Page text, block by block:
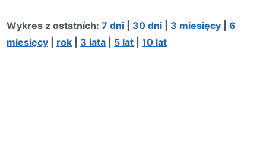
Wykres z ostatních: 7 dni 30 dni 3 miesięcy
6
miesięcy
rok 3 lata 5 lat 10 lat